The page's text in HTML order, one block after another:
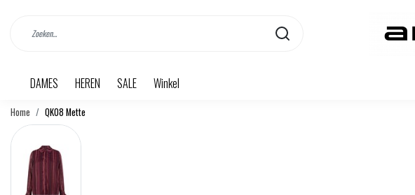
DAMES HEREN SALE Winkel
Home QK08 Mette